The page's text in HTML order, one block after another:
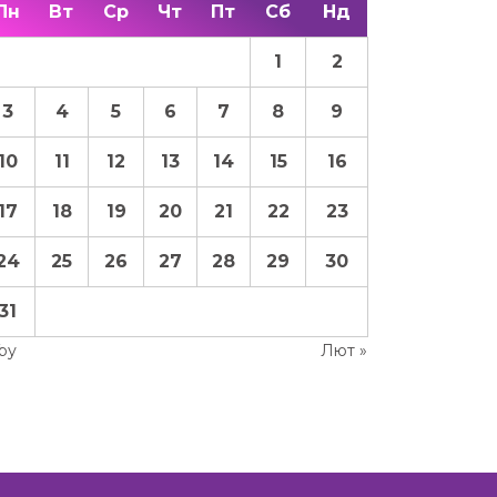
Вт Ср Чт Пт Сб Нд
Лют »
1 2
3 4 5 6 7 8 9
11 12 13 14 15 16
18 19 20 21 22 23
25 26 27 28 29 30